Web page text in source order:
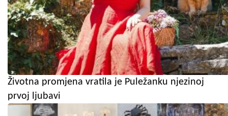
Životna promjena vratila je Puležanku njezinoj
prvoj ljubavi